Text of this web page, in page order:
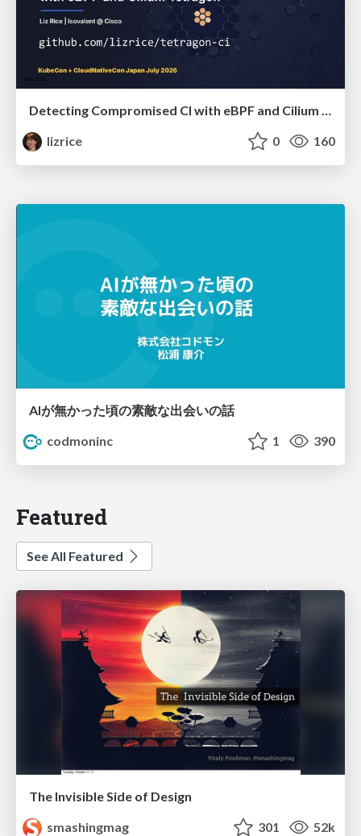
lizrice
0 160
AIが無かった頃の素敵な出会いの話
codmoninc
1 390
Featured
See All Featured
The Invisible Side of Design
smashingmag
301 52k